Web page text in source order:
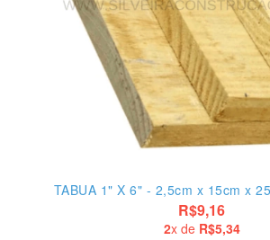
TABUA 1" X 6" - 2,5cm x 15cm x
R$9,16
2x de R$5,34